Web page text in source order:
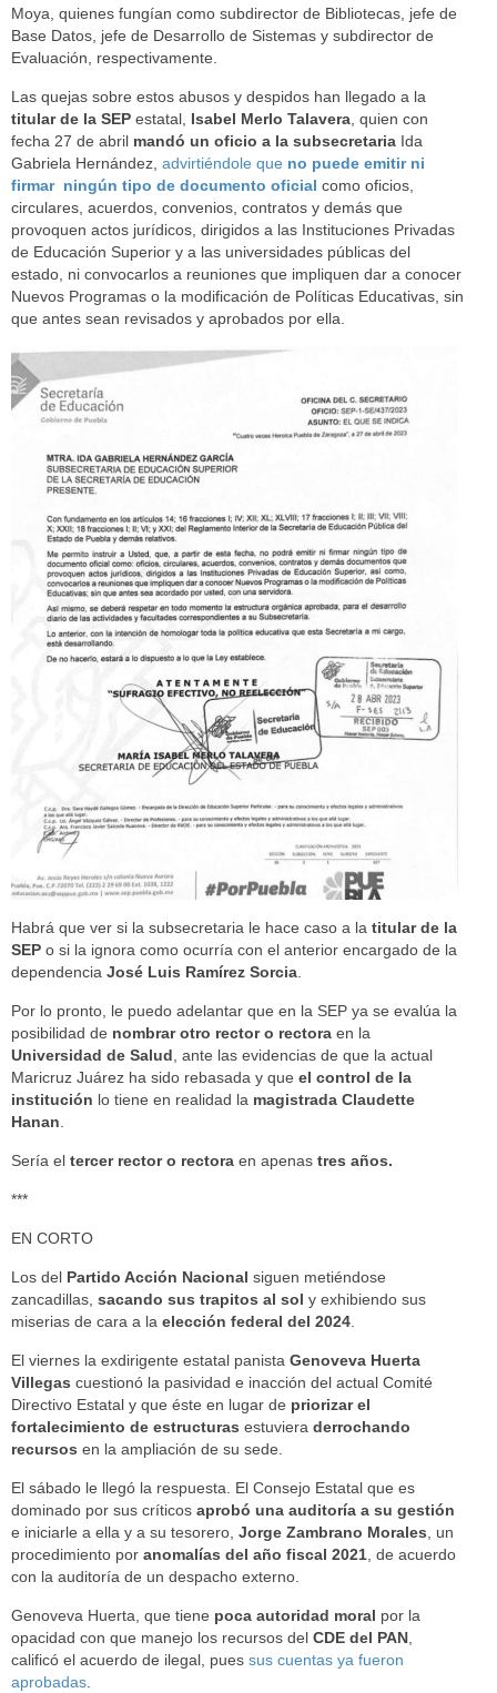
Moya, quienes fungían como subdirector de Bibliotecas, jefe de
Base Datos, jefe de Desarrollo de Sistemas y subdirector de
Evaluación, respectivamente.
Las quejas sobre estos abusos y despidos han llegado a la
titular de la SEP estatal, Isabel Merlo Talavera , quien con
fecha 27 de abril mandó un oficio a la subsecretaria Ida
Gabriela Hernández, advirtiéndole que no puede emitir ni
firmar ningún tipo de documento oficial como oficios,
circulares, acuerdos, convenios, contratos y demás que
provoquen actos jurídicos, dirigidos a las Instituciones Privadas
de Educación Superior y a las universidades públicas del
estado, ni convocarlos a reuniones que impliquen dar a conocer
Nuevos Programas o la modificación de Políticas Educativas, sin
que antes sean revisados y aprobados por ella.
Habrá que ver si la subsecretaria le hace caso a la titular de la
SEP o si la ignora como ocurría con el anterior encargado de la
dependencia José Luis Ramírez Sorcia.
Por lo pronto, le puedo adelantar que en la SEP ya se evalúa la
posibilidad de nombrar otro rector o rectora en la
Universidad de Salud, ante las evidencias de que la actual
Maricruz Juárez ha sido rebasada y que el control de la
institución lo tiene en realidad la magistrada Claudette
Hanan.
Sería el tercer rector o rectora en apenas tres años.
***
EN CORTO
Los del Partido Acción Nacional siguen metiéndose
zancadillas, sacando sus trapitos al sol y exhibiendo sus
miserias de cara a la elección federal del 2024.
El viernes la exdirigente estatal panista Genoveva Huerta
Villegas cuestionó la pasividad e inacción del actual Comité
Directivo Estatal y que éste en lugar de priorizar el
fortalecimiento de estructuras estuviera derrochando
recursos en la ampliación de su sede.
El sábado le llegó la respuesta. El Consejo Estatal que es
dominado por sus críticos aprobó una auditoría a su gestión
e iniciarle a ella y a su tesorero, Jorge Zambrano Morales, un
procedimiento por anomalías del año fiscal 2021, de acuerdo
con la auditoría de un despacho externo.
Genoveva Huerta, que tiene poca autoridad moral por la
opacidad con que manejo los recursos del CDE del PAN,
calificó el acuerdo de ilegal, pues sus cuentas ya fueron
aprobadas.